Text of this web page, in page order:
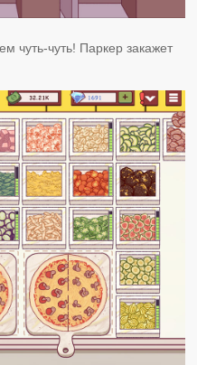
чуть-чуть! Паркер закажет